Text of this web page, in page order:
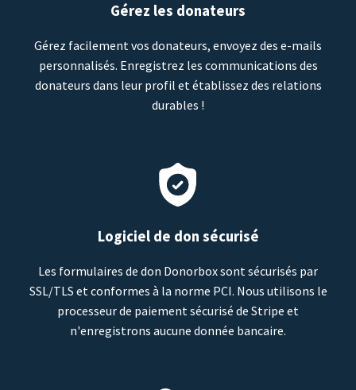
Gérez les donateurs
Gérez facilement vos donateurs, envoyez des e-mails
personnalisés. Enregistrez les communications des
donateurs dans leur profil et établissez des relations
durables !
Logiciel de don sécurisé
Les formulaires de don Donorbox sont sécurisés par
SSL/TLS et conformes à la norme PCI. Nous utilisons le
processeur de paiement sécurisé de Stripe et
n'enregistrons aucune donnée bancaire.